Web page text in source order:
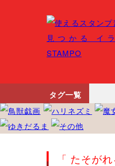
タグ一覧
「 たそが